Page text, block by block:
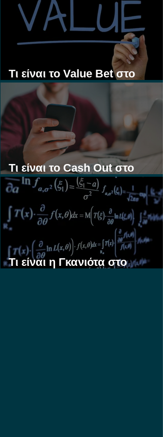
Τι είναι το Value Bet στο
Στοίχημα;
Τι είναι το Cash Out στο
Στοίχημα;
Τι είναι η Γκανιότα στο